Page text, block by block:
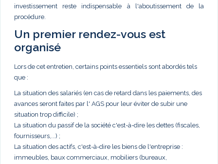
investissement reste indispensable à l'aboutissement de la
procédure.
Un premier rendez-vous est
organisé
Lors de cet entretien, certains points essentiels sont abordés tels
que :
La situation des salariés (en cas de retard dans les paiements, des
avances seront faites par l' AGS pour leur éviter de subir une
situation trop difficile) ;
La situation du passif de la société c'est-à-dire les dettes (fiscales,
fournisseurs,...) ;
La situation des actifs, c'est-à-dire les biens de l'entreprise :
immeubles, baux commerciaux, mobiliers (bureaux,